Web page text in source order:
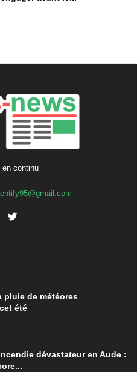
en continu
pluie de météores
été
dévastateur en Aude :